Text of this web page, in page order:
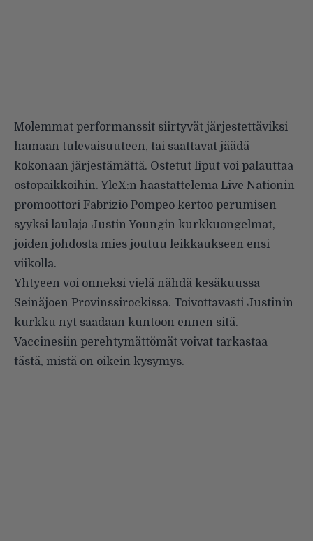
Molemmat performanssit siirtyvät järjestettäviksi
hamaan tulevaisuuteen, tai saattavat jäädä
kokonaan järjestämättä. Ostetut liput voi palauttaa
ostopaikkoihin. YleX:n haastattelema Live Nationin
promoottori Fabrizio Pompeo kertoo perumisen
syyksi laulaja Justin Youngin kurkkuongelmat,
joiden johdosta mies joutuu leikkaukseen ensi
viikolla.
Yhtyeen voi onneksi vielä nähdä kesäkuussa
Seinäjoen Provinssirockissa. Toivottavasti Justinin
kurkku nyt saadaan kuntoon ennen sitä.
Vaccinesiin perehtymättömät voivat tarkastaa
tästä, mistä on oikein kysymys.